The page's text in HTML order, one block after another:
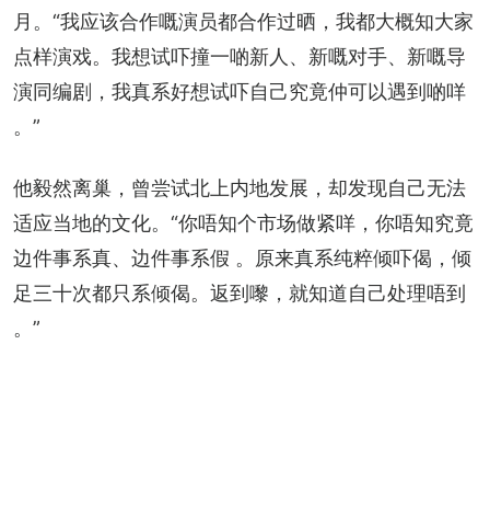
月。“我应该合作嘅演员都合作过晒，我都大概知大家
点样演戏。我想试吓撞一啲新人、新嘅对手、新嘅导
演同编剧，我真系好想试吓自己究竟仲可以遇到啲咩
。”
他毅然离巢，曾尝试北上内地发展，却发现自己无法
适应当地的文化。“你唔知个市场做紧咩，你唔知究竟
边件事系真、边件事系假 。原来真系纯粹倾吓偈，倾
足三十次都只系倾偈。返到嚟，就知道自己处理唔到
。”